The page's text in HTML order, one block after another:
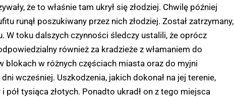
że to właśnie tam ukrył się złodziej. Chwilę później
runął poszukiwany przez nich złodziej. Został zatrzymany,
W toku dalszych czynności śledczy ustalili, że oprócz
również za kradzieże z włamaniem do
w różnych częściach miasta oraz do myjni
wcześniej. Uszkodzenia, jakich dokonał na jej terenie,
pół tysiąca złotych. Ponadto ukradł on z tego miejsca